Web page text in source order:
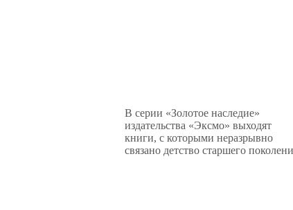
В серии «Золотое наследие»
издательства «Эксмо» выходят
книги, с которыми неразрывно
связано детство старшего